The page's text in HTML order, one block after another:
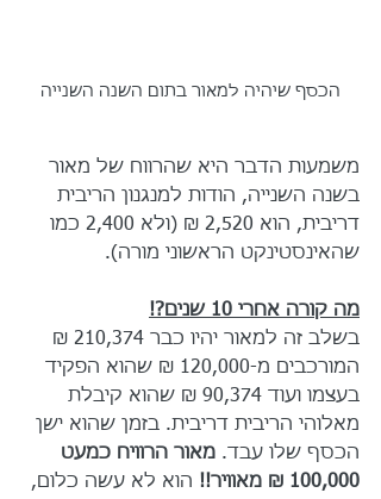
הכסף שיהיה למאור בתום השנה השנייה
משמעות הדבר היא שהרווח של מאור
בשנה השנייה, הודות למנגנון הריבית
דריבית, הוא 2,520 ₪ (ולא 2,400 כמו
שהאינסטינקט הראשוני מורה).
מה קורה אחרי 10 שנים?!
בשלב זה למאור יהיו כבר 210,374 ₪
המורכבים מ-120,000 ₪ שהוא הפקיד
בעצמו ועוד 90,374 ₪ שהוא קיבלת
מאלוהי הריבית דריבית. בזמן שהוא ישן
הכסף שלו עבד. מאור הרוויח כמעט
100,000 ₪ מאוויר!!
הוא לא עשה כלום,